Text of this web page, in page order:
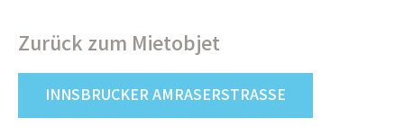
Zurück zum Mietobjet
INNSBRUCKER AMRASERSTRASSE